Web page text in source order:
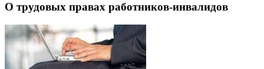
О трудовых правах работников-инвалидов